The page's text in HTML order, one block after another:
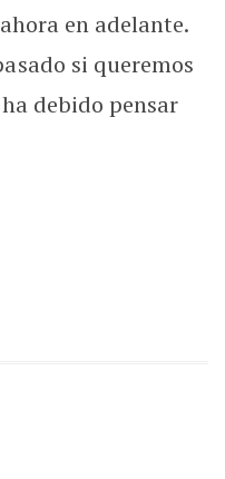
en adelante.
si queremos
debido pensar